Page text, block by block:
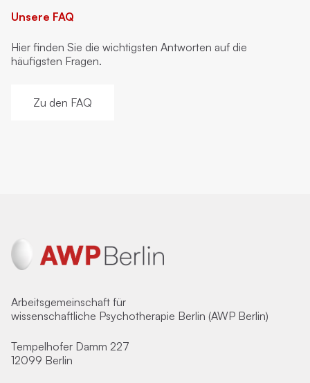
Unsere FAQ
Hier finden Sie die wichtigsten Antworten auf die
häufigsten Fragen.
Zu den FAQ
Arbeitsgemeinschaft für
wissenschaftliche Psychotherapie Berlin (AWP Berlin)
Tempelhofer Damm 227
12099 Berlin